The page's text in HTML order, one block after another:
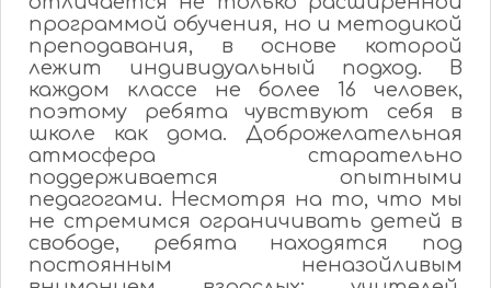
программой обучения, но и методикой
преподавания, в основе которой
лежит индивидуальный подход. В
каждом классе не более 16 человек,
поэтому ребята чувствуют себя в
школе как дома. Доброжелательная
атмосфера старательно
поддерживается опытными
педагогами. Несмотря на то, что мы
не стремимся ограничивать детей в
свободе, ребята находятся под
постоянным неназойливым